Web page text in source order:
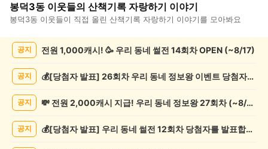
봉덕3동 이웃들의 산책기록 자랑하기 이야기
봉덕3동 이웃들이 직접 올린 산책기록 자랑하기 이야기를 모아봐요
공지 전원 1,000캐시! 🥳 우리 동네 썰전 14회차 OPEN (~8/17)
공지 💰[당첨자 발표] 26회차 우리 동네 정보왕 이벤트 당첨자를 발표합니다!
공지 💸 전원 2,000캐시 지급! 우리 동네 정보왕 27회차 (~8/10)
공지 💰[당첨자 발표] 우리 동네 썰전 12회차 당첨자를 발표합니다!